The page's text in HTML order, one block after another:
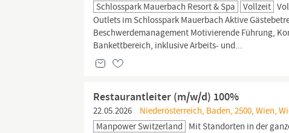
Schlosspark Mauerbach Resort & Spa
Vollzeit
Outlets im Schlosspark Mauerbach Aktive
Beschwerdemanagement Motivierende Führung,
Bankettbereich, inklusive Arbeits- und...
Restaurantleiter (m/w/d) 100%
22.05.2026
Niederösterreich, Baden, 2500, Wien,
Manpower Switzerland Mit Standorten in der